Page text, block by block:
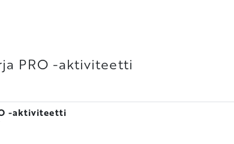
PRO -aktiviteetti
-aktiviteetti